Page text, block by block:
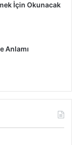
İçin Okunacak
Anlamı